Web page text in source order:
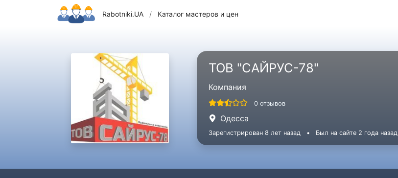
Rabotniki.UA / Каталог мастеров и цен
ТОВ "САЙРУС-78"
Компания
0 отзывов
Одесса
Зарегистрирован 8 лет назад • Был на сайте 2 года назад